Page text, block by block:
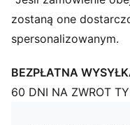
zostaną one
spersonalizowanym.
BEZPŁATNA
60 DNI NA ZWROT